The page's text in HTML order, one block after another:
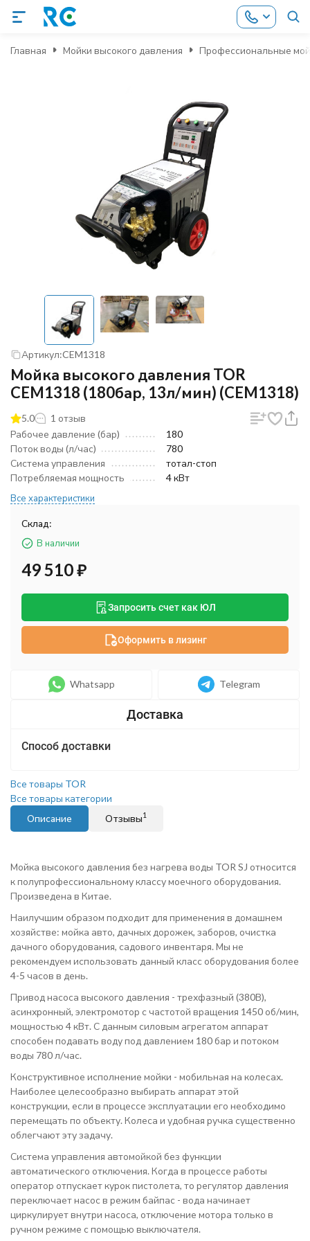
Главная Мойки высокого давления Профессиональные
Артикул:CEM1318
Мойка высокого давления TOR
CEM1318 (180бар, 13л/мин) (CEM1318)
5.0
1 отзыв
Рабочее давление (бар)
180
Поток воды (л/час)
780
Система управления
тотал-стоп
Потребляемая мощность
4 кВт
Все характеристики
Склад:
В наличии
49 510₽
Запросить счет как ЮЛ
Оформить в лизинг
Whatsapp Telegram
Способ доставки
Все товары TOR
Все товары категории
Описание
Отзывы1
Мойка высокого давления без нагрева воды TOR SJ относится
к полупрофессиональному классу моечного оборудования.
Произведена в Китае.
Наилучшим образом подходит для применения в домашнем
хозяйстве: мойка авто, дачных дорожек, заборов, очистка
дачного оборудования, садового инвентаря. Мы не
рекомендуем использовать данный класс оборудования более
4-5 часов в день.
Привод насоса высокого давления - трехфазный (380В),
асинхронный, электромотор с частотой вращения 1450 об/мин,
мощностью 4 кВт. С данным силовым агрегатом аппарат
способен подавать воду под давлением 180 бар и потоком
воды 780 л/час.
Конструктивное исполнение мойки - мобильная на колесах.
Наиболее целесообразно выбирать аппарат этой
конструкции, если в процессе эксплуатации его необходимо
перемещать по объекту. Колеса и удобная ручка существенно
облегчают эту задачу.
Система управления автомойкой без функции
автоматического отключения. Когда в процессе работы
оператор отпускает курок пистолета, то регулятор давления
переключает насос в режим байпас - вода начинает
циркулирует внутри насоса, отключение мотора только в
ручном режиме с помощью выключателя.